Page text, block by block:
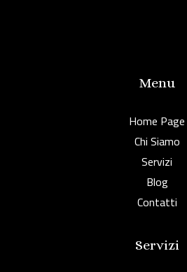
Menu
Home Page
Chi Siamo
Servizi
Blog
Contatti
Servizi